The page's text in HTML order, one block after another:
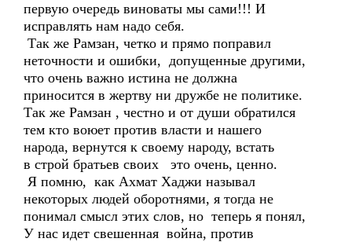
первую очередь виноваты мы сами!!! И
исправлять нам надо себя.
Так же Рамзан, четко и прямо поправил
неточности и ошибки, допущенные другими,
что очень важно истина не должна
приносится в жертву ни дружбе не политике.
Так же Рамзан , честно и от души обратился
тем кто воюет против власти и нашего
народа, вернутся к своему народу, встать
в строй братьев своих это очень, ценно.
Я помню, как Ахмат Хаджи называл
некоторых людей оборотнями, я тогда не
понимал смысл этих слов, но теперь я понял,
У нас идет свешенная война, против